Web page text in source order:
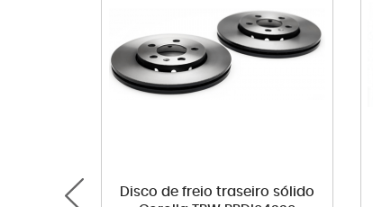
Disco de freio traseiro sólido